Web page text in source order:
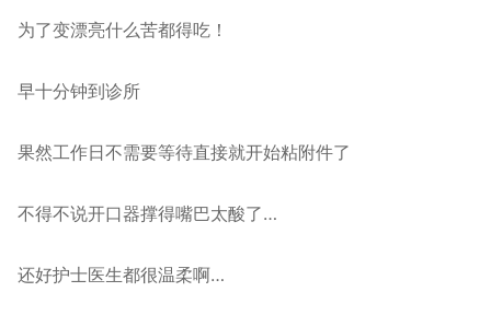
为了变漂亮什么苦都得吃！
早十分钟到诊所
果然工作日不需要等待直接就开始粘附件了
不得不说开口器撑得嘴巴太酸了…
还好护士医生都很温柔啊…